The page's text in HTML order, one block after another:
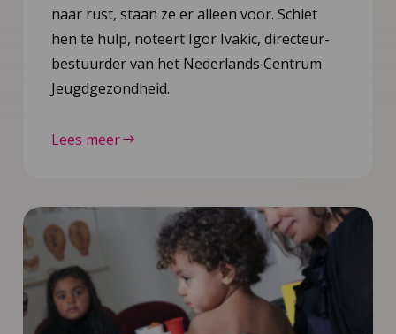
naar rust, staan ze er alleen voor. Schiet
hen te hulp, noteert Igor Ivakic, directeur-
bestuurder van het Nederlands Centrum
Jeugdgezondheid.
Lees meer